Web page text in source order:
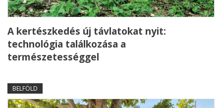
A kertészkedés új távlatokat nyit:
technológia találkozása a
természetességgel
BELFÖLD